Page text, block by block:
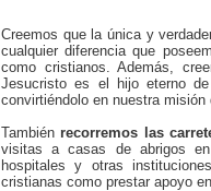
Creemos que la única y
cualquier diferencia que
como cristianos. Además,
Jesucristo es el hijo eterno
convirtiéndolo en nuestra
Tambiénrecorremos las
visitas a casas de abrigos en
hospitales y otras
cristianas como prestar apoyo